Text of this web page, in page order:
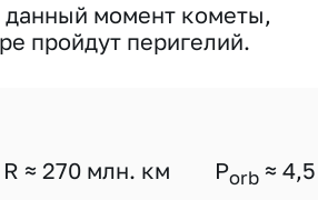
данный момент кометы,
пройдут перигелий.
R ≈ 270 млн. км Porb ≈ 4,5